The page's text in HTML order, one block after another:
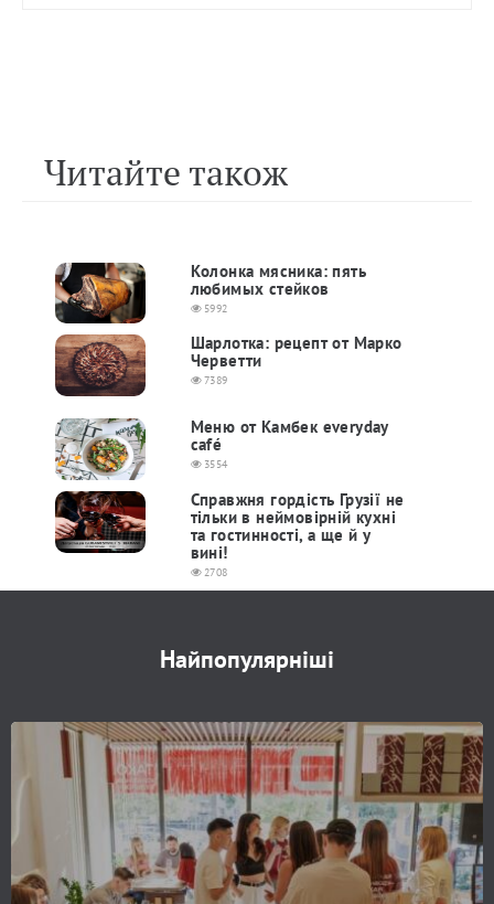
Читайте також
Колонка мясника: пять
любимых стейков
5992
Шарлотка: рецепт от Марко
Черветти
7389
Меню от Камбек everyday
café
3554
Справжня гордість Грузії не
тільки в неймовірній кухні
та гостинності, а ще й у
вині!
2708
Найпопулярніші